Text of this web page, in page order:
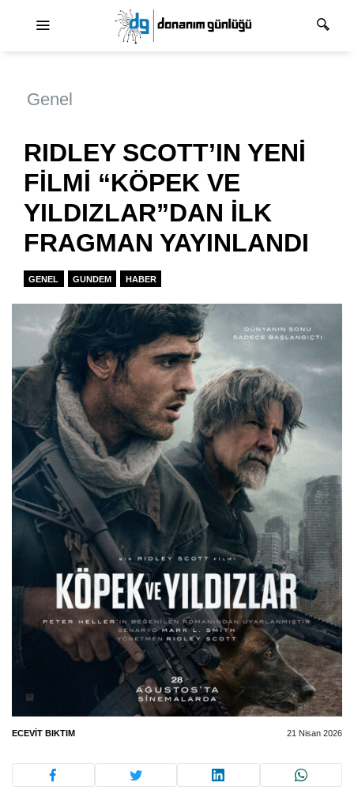
Genel
RIDLEY SCOTT’IN YENİ
FİLMİ “KÖPEK VE
YILDIZLAR”DAN İLK
FRAGMAN YAYINLANDI
GENEL GUNDEM HABER
ECEVIT BIKTIM 21 Nisan 2026